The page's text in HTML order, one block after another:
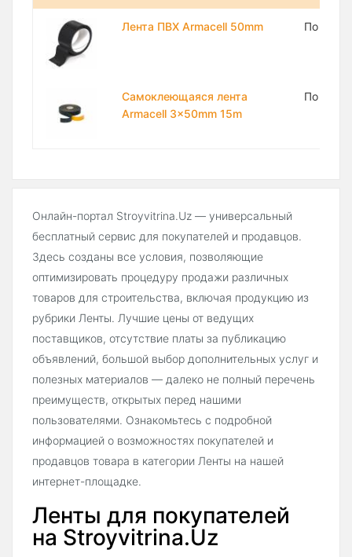
Лента ПВХ Armacell 50mm По
Самоклеющаяся лента
Armacell 3x50mm 15m
По
Онлайн-портал Stroyvitrina.Uz — универсальный
бесплатный сервис для покупателей и продавцов.
Здесь созданы все условия, позволяющие
оптимизировать процедуру продажи различных
товаров для строительства, включая продукцию из
рубрики Ленты. Лучшие цены от ведущих
поставщиков, отсутствие платы за публикацию
объявлений, большой выбор дополнительных услуг и
полезных материалов — далеко не полный перечень
преимуществ, открытых перед нашими
пользователями. Ознакомьтесь с подробной
информацией о возможностях покупателей и
продавцов товара в категории Ленты на нашей
интернет-площадке.
Ленты для покупателей
на Stroyvitrina.Uz